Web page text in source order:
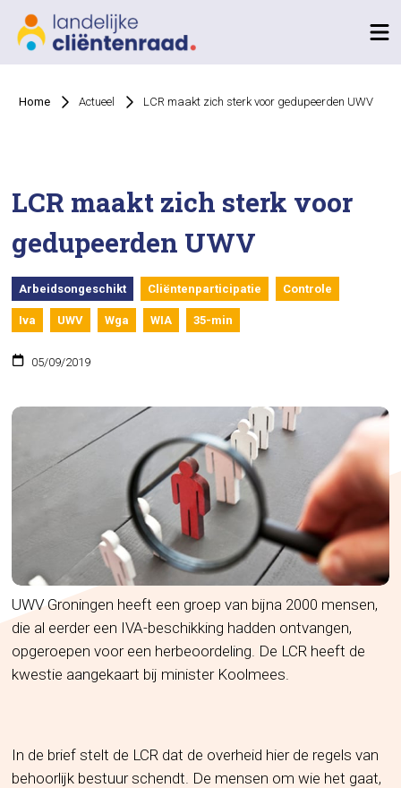
Home Actueel LCR maakt zich sterk voor gedupeerden UWV
LCR maakt zich sterk voor
gedupeerden UWV
Arbeidsongeschikt Cliëntenparticipatie Controle
Iva UWV Wga WIA 35-min
05/09/2019
UWV Groningen heeft een groep van bijna 2000 mensen,
die al eerder een IVA-beschikking hadden ontvangen,
opgeroepen voor een herbeoordeling. De LCR heeft de
kwestie aangekaart bij minister Koolmees.
In de brief stelt de LCR dat de overheid hier de regels van
behoorlijk bestuur schendt. De mensen om wie het gaat,